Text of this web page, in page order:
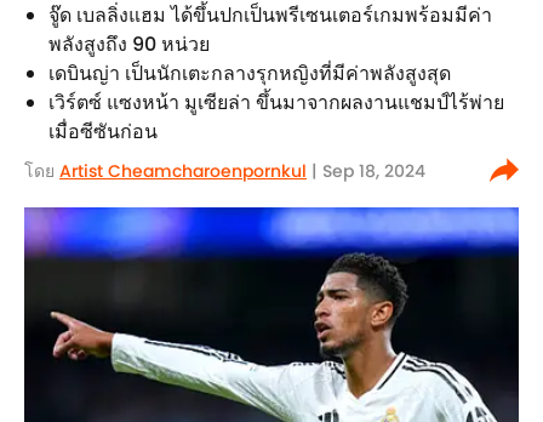
จู๊ด เบลลิ่งแฮม ได้ขึ้นปกเป็นพรีเซนเตอร์เกมพร้อมมีค่า
พลังสูงถึง 90 หน่วย
เดบินญ่า เป็นนักเตะกลางรุกหญิงที่มีค่าพลังสูงสุด
เวิร์ตซ์ แซงหน้า มูเซียล่า ขึ้นมาจากผลงานแชมป์ไร้พ่าย
เมื่อซีซันก่อน
โดย Artist Cheamcharoenpornkul | Sep 18, 2024